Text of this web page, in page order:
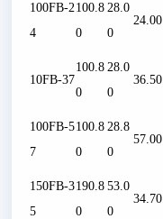
100FB-2
4
100.8
0
28.0
0
24.00
10FB-37
100.8
0
28.0
0
36.50
100FB-5
7
100.8
0
28.8
0
57.00
150FB-3
5
190.8
0
53.0
0
34.70